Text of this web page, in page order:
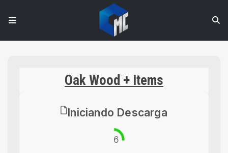
Oak Wood + Items
Iniciando Descarga
6